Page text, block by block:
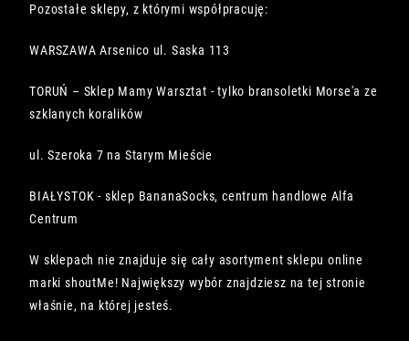
Pozostałe sklepy, z którymi współpracuję:
WARSZAWA Arsenico ul. Saska 113
TORUŃ – Sklep Mamy Warsztat - tylko bransoletki Morse'a ze
szklanych koralików
ul. Szeroka 7 na Starym Mieście
BIAŁYSTOK - sklep BananaSocks, centrum handlowe Alfa
Centrum
W sklepach nie znajduje się cały asortyment sklepu online
marki shoutMe! Największy wybór znajdziesz na tej stronie
właśnie, na której jesteś.